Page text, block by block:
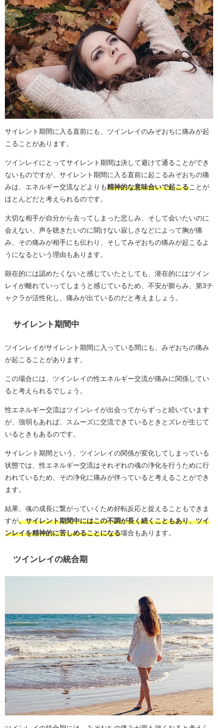
サイレント期間に入る直前にも、ツインレイのみぞおちに痛みが起
こることがあります。
ツインレイにとってサイレント期間は決して避けて通ることができ
ないものですが、サイレント期間に入る直前に起こるみぞおちの痛
みは、エネルギー交流などよりも精神的な意味合いで起こることが
ほとんどだと考えられるのです。
大切な相手が自分から去ってしまった悲しみ、そして会いたいのに
会えない、声を聴きたいのに聞けない寂しさなどによって胸が痛
み、その痛みが相手にも伝わり、そしてみぞおちの痛みが起こるよ
うになるという理由もあります。
顕在的には認めたくないと感じていたとしても、潜在的にはツイン
レイが離れていってしまうと感じているため、不安が膨らみ、第3チ
ャクラが活性化し、痛みが出ているのだと考えましょう。
サイレント期間中
ツインレイがサイレント期間に入っている間にも、みぞおちの痛み
が起こることがあります。
この場合には、ツインレイの性エネルギー交流が痛みに関係してい
ると考えられるでしょう。
性エネルギー交流はツインレイが出会ってからずっと続いています
が、強弱もあれば、スムーズに交流できているときとズレが生じて
いるときもあるのです。
サイレント期間という、ツインレイの関係が変化してしまっている
状態では、性エネルギー交流はそれぞれの魂の浄化を行うために行
われているため、その浄化に痛みが伴っていると考えることができ
ます。
結果、魂の成長に繋がっていくため好転反応と捉えることもできま
すが、サイレント期間中にはこの不調が長く続くこともあり、ツイ
ンレイを精神的に苦しめることになる場合もあります。
ツインレイの統合期